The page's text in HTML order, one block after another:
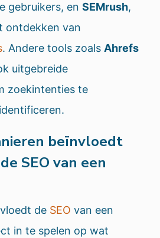
gebruikers, en SEMrush,
ontdekken van
. Andere tools zoals Ahrefs
uitgebreide
zoekintenties te
beïnvloedt
SEO van een
de SEO van een
in te spelen op wat